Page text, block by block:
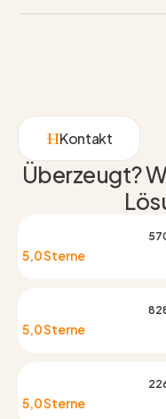
Kontakt
Überzeugt?
5,0 Sterne
5,0 Sterne
5,0 Sterne